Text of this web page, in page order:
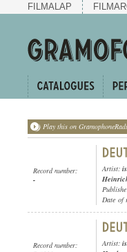
FILMALAP
Play this on
Record number:
-
Artist:
Date of
Record number:
Artist: